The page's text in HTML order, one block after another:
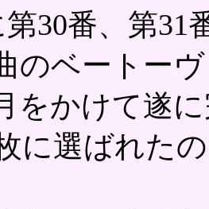
第30番、第
のベートー
をかけて遂
に選ばれた